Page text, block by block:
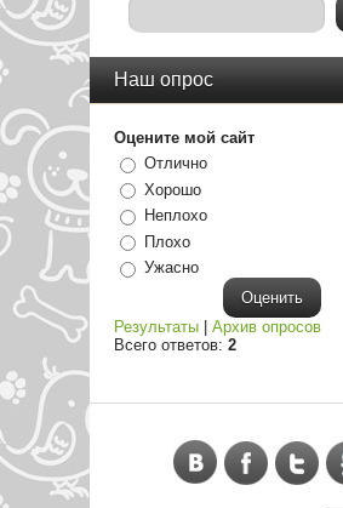
Наш опрос
Оцените мой сайт
Отлично
Хорошо
Неплохо
Плохо
Ужасно
Результаты
Архив опросов
Всего ответов: 2